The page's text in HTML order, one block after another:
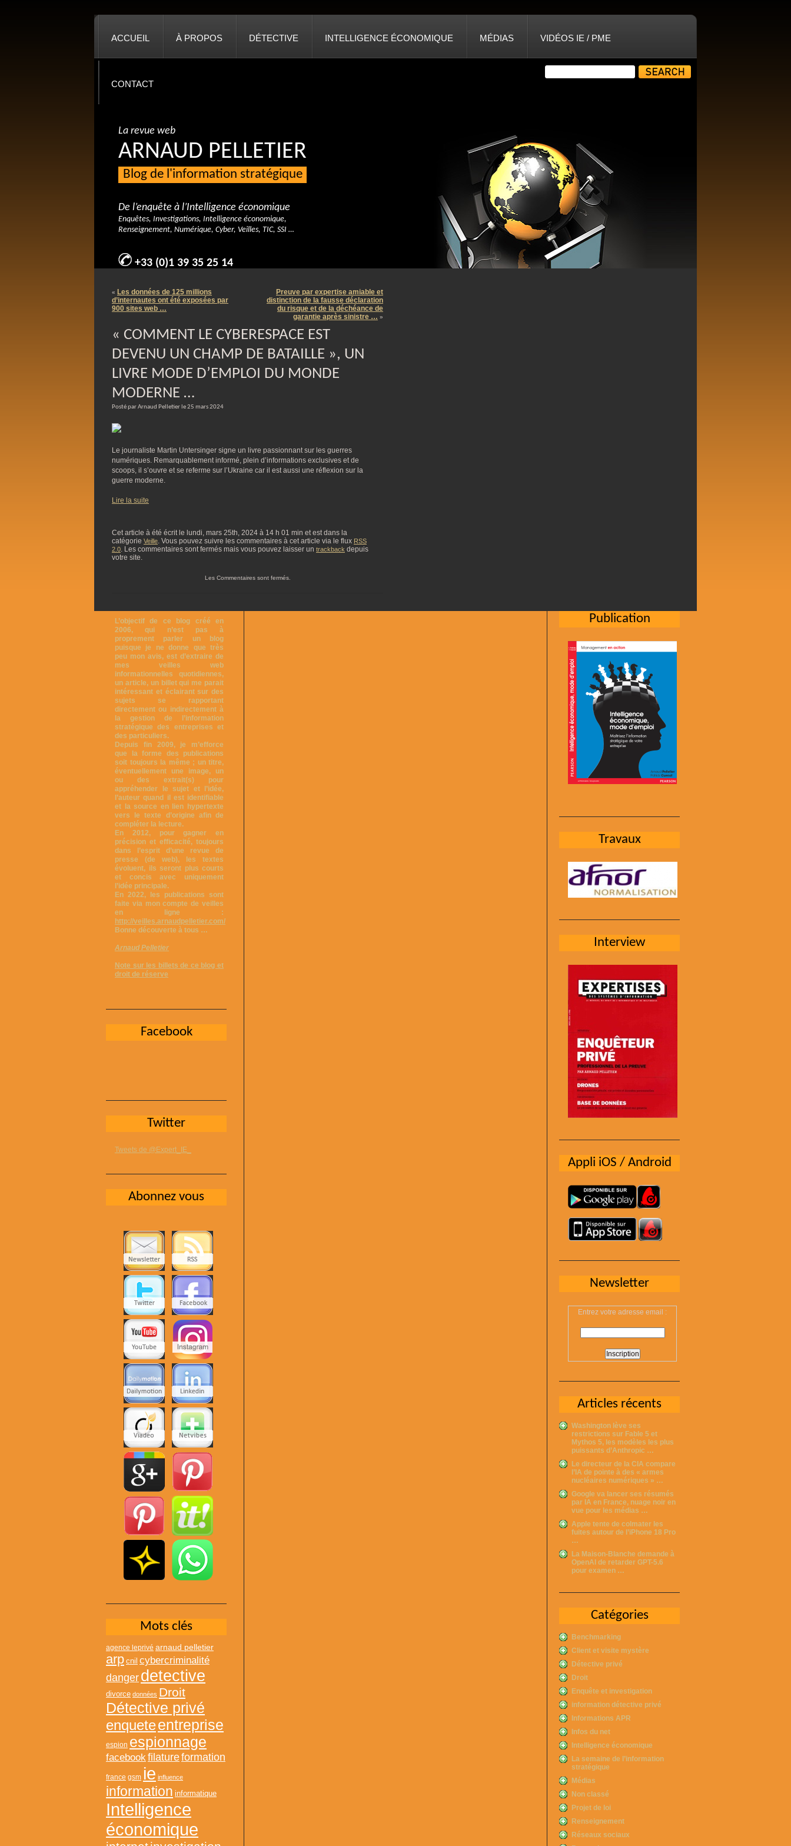
ACCUEIL À PROPOS DÉTECTIVE INTELLIGENCE ÉCONOMIQUE MÉDIAS VIDÉOS IE / PME
CONTACT
La revue web
ARNAUD PELLETIER
Blog de l'information stratégique
De l’enquête à l’Intelligence économique
Enquêtes, Investigations, Intelligence économique,
Renseignement, Numérique, Cyber, Veilles, TIC, SSI …
+33 (0)1 39 35 25 14
« Les données de 125 millions
d’internautes ont été exposées par
900 sites web …
Preuve par expertise amiable et
distinction de la fausse déclaration
du risque et de la déchéance de
garantie après sinistre … »
« COMMENT LE CYBERESPACE EST
DEVENU UN CHAMP DE BATAILLE », UN
LIVRE MODE D’EMPLOI DU MONDE
MODERNE …
Posté par Arnaud Pelletier le 25 mars 2024
Le journaliste Martin Untersinger signe un livre passionnant sur les guerres
numériques. Remarquablement informé, plein d’informations exclusives et de
scoops, il s’ouvre et se referme sur l’Ukraine car il est aussi une réflexion sur la
guerre moderne.
Lire la suite
Cet article à été écrit le lundi, mars 25th, 2024 à 14 h 01 min et est dans la
catégorie Veille. Vous pouvez suivre les commentaires à cet article via le flux RSS
2.0. Les commentaires sont fermés mais vous pouvez laisser un trackback depuis
votre site.
Les Commentaires sont fermés.
Publication
Travaux
Interview
Appli iOS / Android
Newsletter
Entrez votre adresse email :
Articles récents
Washington lève ses
restrictions sur Fable 5 et
Mythos 5, les modèles les plus
puissants d’Anthropic …
Le directeur de la CIA compare
l’IA de pointe à des « armes
nucléaires numériques » …
Google va lancer ses résumés
par IA en France, nuage noir en
vue pour les médias …
Apple tente de colmater les
fuites autour de l’iPhone 18 Pro
…
La Maison-Blanche demande à
OpenAI de retarder GPT-5.6
pour examen …
Catégories
Benchmarking
Client et visite mystère
Détective privé
Droit
Enquête et investigation
information détective privé
Informations APR
Infos du net
Intelligence économique
La semaine de l’information
stratégique
Médias
Non classé
Projet de loi
Renseignement
Réseaux sociaux
L’objectif de ce blog créé en
2006, qui n’est pas à
proprement parler un blog
puisque je ne donne que très
peu mon avis, est d’extraire de
mes veilles web
informationnelles quotidiennes,
un article, un billet qui me parait
intéressant et éclairant sur des
sujets se rapportant
directement ou indirectement à
la gestion de l’information
stratégique des entreprises et
des particuliers.
Depuis fin 2009, je m’efforce
que la forme des publications
soit toujours la même ; un titre,
éventuellement une image, un
ou des extrait(s) pour
appréhender le sujet et l’idée,
l’auteur quand il est identifiable
et la source en lien hypertexte
vers le texte d’origine afin de
compléter la lecture.
En 2012, pour gagner en
précision et efficacité, toujours
dans l’esprit d’une revue de
presse (de web), les textes
évoluent, ils seront plus courts
et concis avec uniquement
l’idée principale.
En 2022, les publications sont
faite via mon compte de veilles
en ligne :
http://veilles.arnaudpelletier.com/
Bonne découverte à tous …
Arnaud Pelletier
Note sur les billets de ce blog et
droit de réserve
Facebook
Twitter
Tweets de @Expert_IE_
Abonnez vous
Mots clés
agence leprivé arnaud pelletier
arp cnil cybercriminalité
danger detective
divorce données Droit
Détective privé
enqueteentreprise
espion espionnage
facebookfilatureformation
france gsm ie influence
information informatique
Intelligence
économique